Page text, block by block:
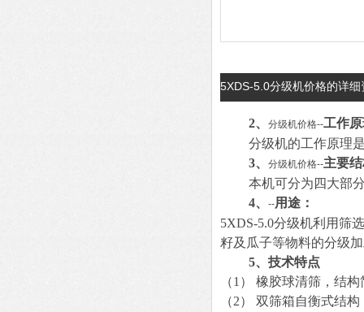
5XDS-5.0分级机价格的详细
2、 分级机价格--工作
分级机的工作原理
3、
分级机价格--主要
本机可分为四大部
4、
--用途：
5XDS-5.0分级机利用筛
籽及瓜子等物料的分级
5、技术特点
（1） 橡胶球清筛，结
（2） 双筛箱自衡式结